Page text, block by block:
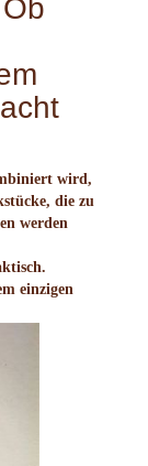
wird,
die zu
werden
einzigen